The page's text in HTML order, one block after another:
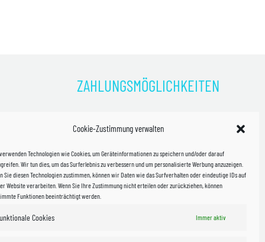
Cookie-Zustimmung verwalten
Technologien wie Cookies, um Geräteinformationen zu speichern und/oder darauf
Wir tun dies, um das Surferlebnis zu verbessern und um personalisierte Werbung anzuzeigen.
Sie diesen Technologien zustimmen, können wir Daten wie das Surfverhalten oder eindeutige IDs auf
Website verarbeiten. Wenn Sie Ihre Zustimmung nicht erteilen oder zurückziehen, können
Funktionen beeinträchtigt werden.
Cookies Immer aktiv
Sachsen
Versand
ZAHLUNGSMÖGLICHKEITEN